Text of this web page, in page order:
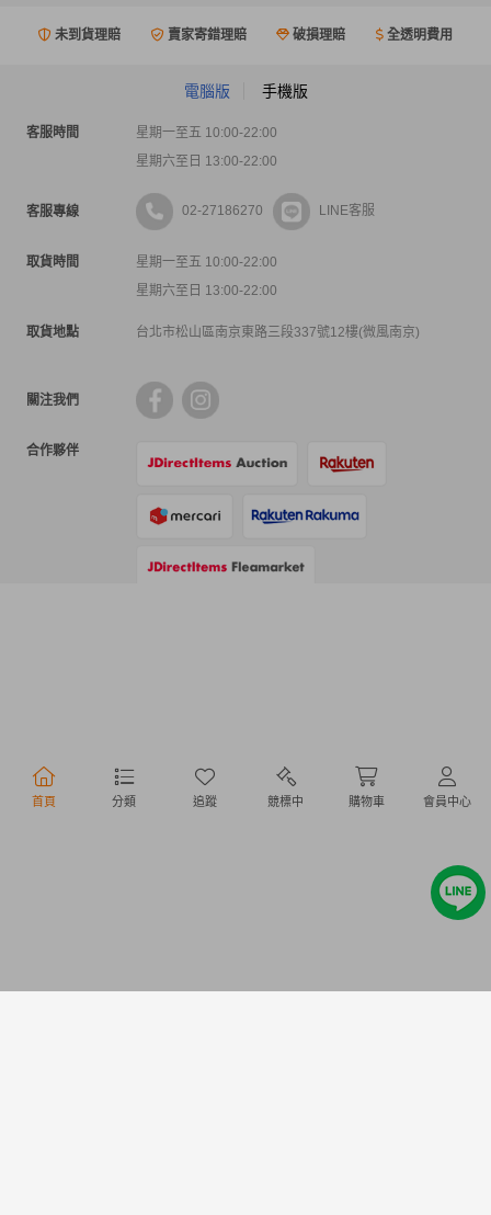
首頁 分類 追蹤 競標中 購物車 會員中心
未到貨理賠 賣家寄錯理賠 破損理賠 全透明費用
電腦版 手機版
客服時間
星期一至五 10:00-22:00
星期六至日 13:00-22:00
客服專線 02-27186270 LINE客服
取貨時間
星期一至五 10:00-22:00
星期六至日 13:00-22:00
取貨地點 台北市松山區南京東路三段337號12樓(微風南京)
關注我們
合作夥伴
行動購物